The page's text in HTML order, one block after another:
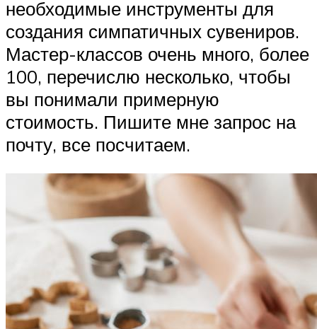
необходимые инструменты для
создания симпатичных сувениров.
Мастер-классов очень много, более
100, перечислю несколько, чтобы
вы понимали примерную
стоимость. Пишите мне запрос на
почту, все посчитаем.